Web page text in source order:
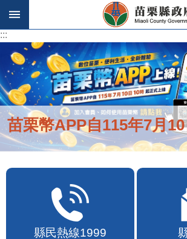
跳到主要內容區塊
:::
苗栗幣APP自115年7月
縣民熱線1999